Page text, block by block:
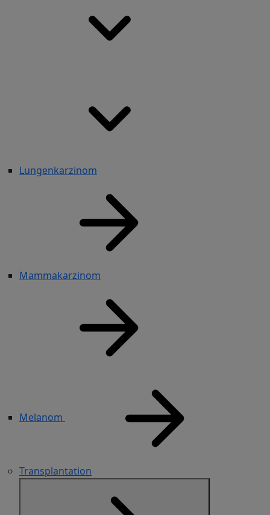
Lungenkarzinom
Mammakarzinom
Melanom
Transplantation